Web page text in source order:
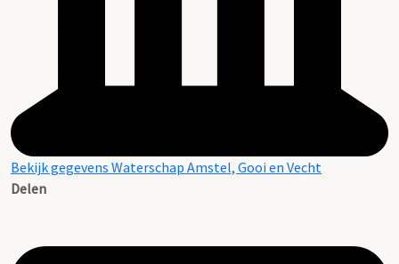
Bekijk gegevens Waterschap Amstel, Gooi en Vecht
Delen